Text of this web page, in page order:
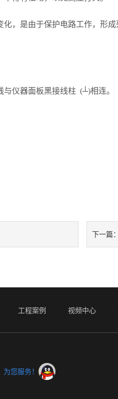
是由于保护电路工作，形成
仪器面板黑接线柱 (┴)相连。
下一篇
工程案例 视频中心
为您服务！